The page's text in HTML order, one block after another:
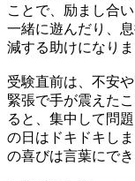
ことで、励まし合
一緒に遊んだり、
減する助けになりま
受験直前は、不安
緊張で手が震えた
ると、集中して問
の日はドキドキし
の喜びは言葉にでき